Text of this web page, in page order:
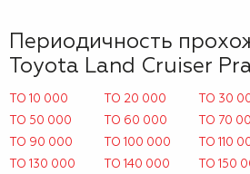
Периодичность
Toyota Land Cruiser
ТО 10 000 ТО 20 000 ТО 30
ТО 50 000
ТО 60 000 ТО 70
ТО 90 000
ТО 100 000 ТО 110
ТО 130 000
ТО 140 000 ТО 150